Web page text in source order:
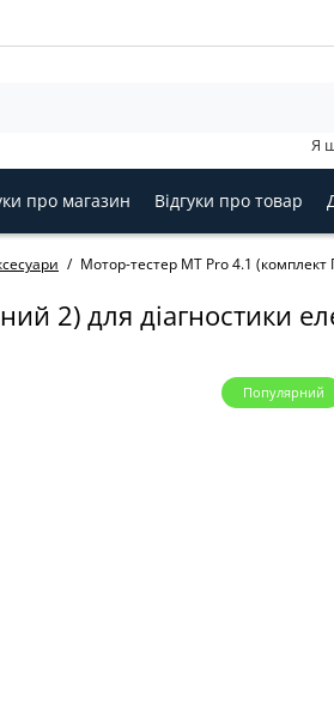
Я
про магазин Відгуки про товар
Мотор-тестер MT Pro 4.1
2) для діагностики
Популярний